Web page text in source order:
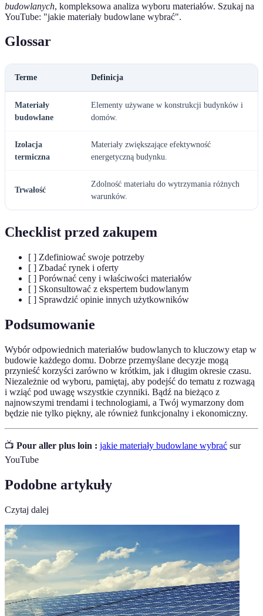
budowlanych, kompleksowa analiza wyboru materiałów. Szukaj na
YouTube: "jakie materiały budowlane wybrać".
Glossar
Terme Definicja
Materiały
budowlane
Elementy używane w konstrukcji budynków i
domów.
Izolacja
termiczna
Materiały zwiększające efektywność
energetyczną budynku.
Trwałość
Zdolność materiału do wytrzymania różnych
warunków.
Checklist przed zakupem
[ ] Zdefiniować swoje potrzeby
[ ] Zbadać rynek i oferty
[ ] Porównać ceny i właściwości materiałów
[ ] Skonsultować z ekspertem budowlanym
[ ] Sprawdzić opinie innych użytkowników
Podsumowanie
Wybór odpowiednich materiałów budowlanych to kluczowy etap w
budowie każdego domu. Dobrze przemyślane decyzje mogą
przynieść korzyści zarówno w krótkim, jak i długim okresie czasu.
Niezależnie od wyboru, pamiętaj, aby podejść do tematu z rozwagą
i wziąć pod uwagę wszystkie czynniki. Bądź na bieżąco z
najnowszymi trendami i technologiami, a Twój wymarzony dom
będzie nie tylko piękny, ale również funkcjonalny i ekonomiczny.
📺 Pour aller plus loin : jakie materiały budowlane wybrać sur
YouTube
Podobne artykuły
Czytaj dalej